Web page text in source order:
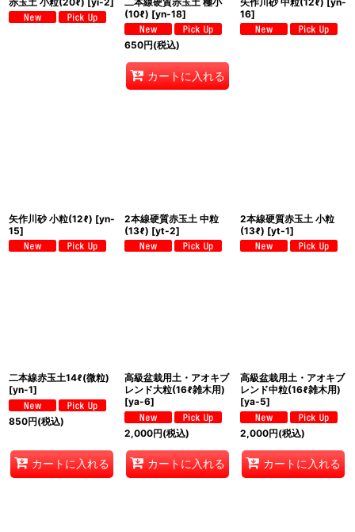
(10ℓ) [yn-18]
650円(税込)
カートに入れる
16]
矢作川砂 小粒(12ℓ) [yn-
15]
2本線硬質赤玉土 中粒
(13ℓ) [yt-2]
2本線硬質赤玉土 小粒
(13ℓ) [yt-1]
二本線赤玉土14ℓ(微粒)
[yn-1]
850円(税込)
カートに入れる
高級盆栽用土・アオキブ
レンド大粒(16ℓ雑木用)
[ya-6]
2,000円(税込)
カートに入れる
高級盆栽用土・アオキブ
レンド中粒(16ℓ雑木用)
[ya-5]
2,000円(税込)
カートに入れる